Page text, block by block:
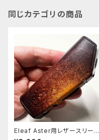
同じカテゴリの商品
Eleaf Aster用レザースリーブ
[404-as]